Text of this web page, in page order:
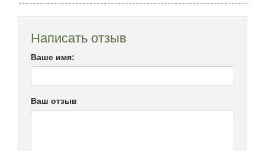
Написать отзыв
Ваше имя:
Ваш отзыв